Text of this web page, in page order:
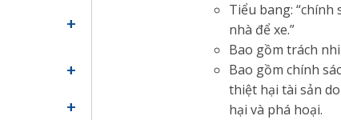
Tiểu bang: “chính
nhà để xe.”
Bao gồm trách
Bao gồm chính
thiệt hại tài sản
hại và phá hoại.